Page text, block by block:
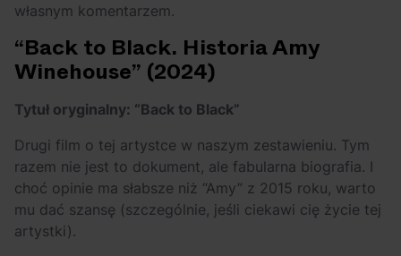
własnym komentarzem.
“Back to Black. Historia Amy
Winehouse” (2024)
Tytuł oryginalny: “Back to Black”
Drugi film o tej artystce w naszym zestawieniu. Tym
razem nie jest to dokument, ale fabularna biografia. I
choć opinie ma słabsze niż “Amy” z 2015 roku, warto
mu dać szansę (szczególnie, jeśli ciekawi cię życie tej
artystki).